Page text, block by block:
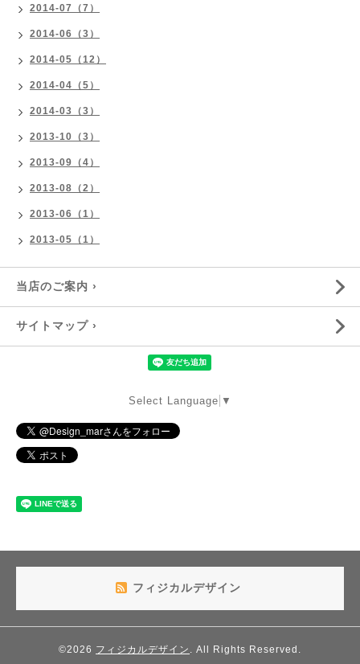
2014-07（7）
2014-06（3）
2014-05（12）
2014-04（5）
2014-03（3）
2013-10（3）
2013-09（4）
2013-08（2）
2013-06（1）
2013-05（1）
当店のご案内 ›
サイトマップ ›
Select Language ▼
フィジカルデザイン
©2026 フィジカルデザイン . All Rights Reserved.